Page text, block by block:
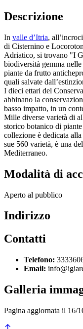
Descrizione
In valle d’Itria,
di Cisternino e
Adriatico, si trovano "I
biodiversità gemma
piante da frutto
quali salvate
I dieci ettari del
abbinano la
basso impatto, in un
Mille diverse varietà di
storico botanico di
collezione è dedicata
sue 560 varietà, è una
Mediterraneo.
Modalità di
Aperto al pubblico
Indirizzo
Contatti
Telefono:
Email:
Galleria
Pagina aggiornata il 16/